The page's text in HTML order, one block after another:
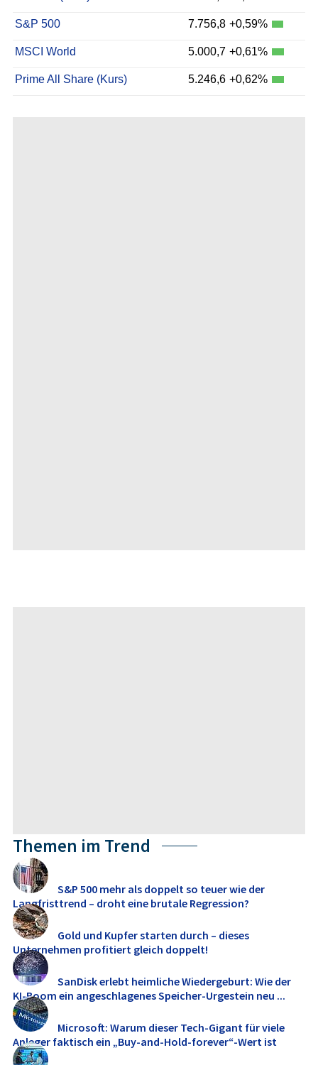
S&P 500 7.756,8 +0,59%
MSCI World 5.000,7 +0,61%
Prime All Share (Kurs) 5.246,6 +0,62%
Themen im Trend
S&P 500 mehr als doppelt so teuer wie der
Langfristtrend – droht eine brutale Regression?
Gold und Kupfer starten durch – dieses
Unternehmen profitiert gleich doppelt!
SanDisk erlebt heimliche Wiedergeburt: Wie der
KI-Boom ein angeschlagenes Speicher-Urgestein neu ...
Microsoft: Warum dieser Tech-Gigant für viele
Anleger faktisch ein „Buy-and-Hold-forever“-Wert ist